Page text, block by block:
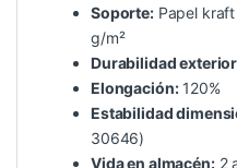
Soporte:Papel kraft
g/m²
Durabilidad
Elongación:120%
Estabilidad
30646)
Vida en almacén:2